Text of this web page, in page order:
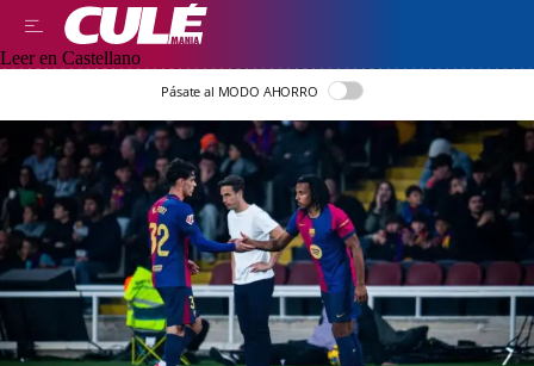
Leer en Castellano
Pásate al MODO AHORRO